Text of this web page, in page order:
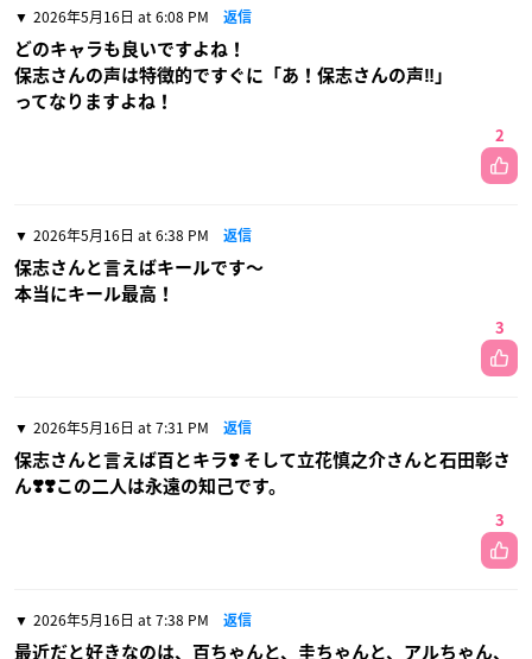
2026年5月16日 at 6:08 PM 返信
どのキャラも良いですよね！
保志さんの声は特徴的ですぐに「あ！保志さんの声‼︎」
ってなりますよね！
2
2026年5月16日 at 6:38 PM 返信
保志さんと言えばキールです〜
本当にキール最高！
3
2026年5月16日 at 7:31 PM 返信
保志さんと言えば百とキラ❣️ そして立花慎之介さんと石田彰さ
ん❣️❣️この二人は永遠の知己です。
3
2026年5月16日 at 7:38 PM 返信
最近だと好きなのは、百ちゃんと、圭ちゃんと、アルちゃん、